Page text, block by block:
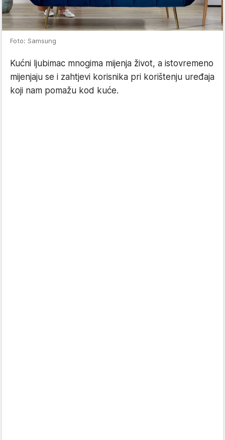
Foto: Samsung
Kućni ljubimac mnogima mijenja život, a istovremeno
mijenjaju se i zahtjevi korisnika pri korištenju uređaja
koji nam pomažu kod kuće.